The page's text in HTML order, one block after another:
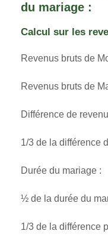
du mariage :
Calcul sur les
Revenus bruts de
Revenus bruts de
Différence de
1/3 de la
Durée du
½ de la durée
1/3 de la différence